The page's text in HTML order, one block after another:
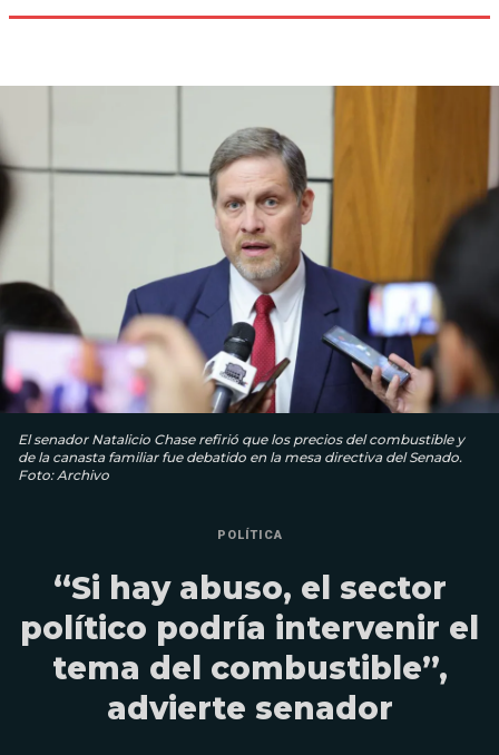
El senador Natalicio Chase refirió que los precios del combustible y
de la canasta familiar fue debatido en la mesa directiva del Senado.
Foto: Archivo
POLÍTICA
“Si hay abuso, el sector
político podría intervenir el
tema del combustible”,
advierte senador